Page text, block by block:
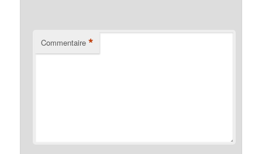
Commentaire *